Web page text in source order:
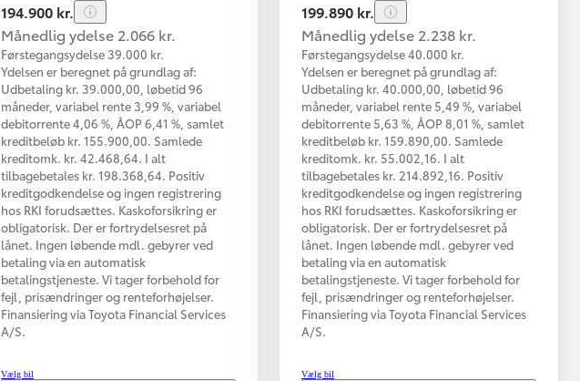
194.900 kr.
Månedlig ydelse 2.066 kr.
Førstegangsydelse 39.000 kr.
Ydelsen er beregnet på grundlag af:
Udbetaling kr. 39.000,00, løbetid 96
måneder, variabel rente 3,99 %, variabel
debitorrente 4,06 %, ÅOP 6,41 %, samlet
kreditbeløb kr. 155.900,00. Samlede
kreditomk. kr. 42.468,64. I alt
tilbagebetales kr. 198.368,64. Positiv
kreditgodkendelse og ingen registrering
hos RKI forudsættes. Kaskoforsikring er
obligatorisk. Der er fortrydelsesret på
lånet. Ingen løbende mdl. gebyrer ved
betaling via en automatisk
betalingstjeneste. Vi tager forbehold for
fejl, prisændringer og renteforhøjelser.
Finansiering via Toyota Financial Services
A/S.
Vælg bil
199.890 kr.
Månedlig ydelse 2.238 kr.
Førstegangsydelse 40.000 kr.
Ydelsen er beregnet på grundlag af:
Udbetaling kr. 40.000,00, løbetid 96
måneder, variabel rente 5,49 %, variabel
debitorrente 5,63 %, ÅOP 8,01 %, samlet
kreditbeløb kr. 159.890,00. Samlede
kreditomk. kr. 55.002,16. I alt
tilbagebetales kr. 214.892,16. Positiv
kreditgodkendelse og ingen registrering
hos RKI forudsættes. Kaskoforsikring er
obligatorisk. Der er fortrydelsesret på
lånet. Ingen løbende mdl. gebyrer ved
betaling via en automatisk
betalingstjeneste. Vi tager forbehold for
fejl, prisændringer og renteforhøjelser.
Finansiering via Toyota Financial Services
A/S.
Vælg bil